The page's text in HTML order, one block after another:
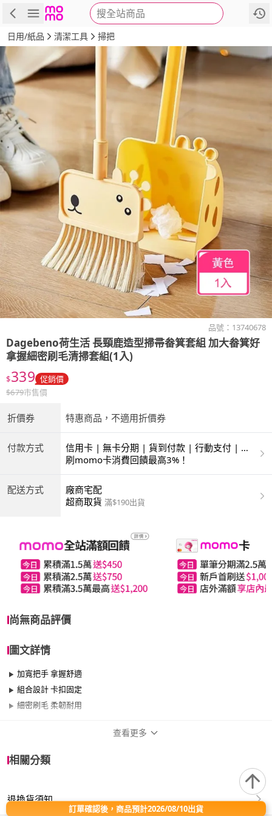
搜全站商品
商品 評價 詳情
日用/紙品 清潔工具 掃把
品號： 13740678
Dagebeno荷生活 長頸鹿造型掃帚畚箕套組 加大畚箕好
拿握細密刷毛清掃套組(1入)
$339 促銷價
$679市售價
折價券 特惠商品，不適用折價券
付款方式
信用卡 | 無卡分期 | 貨到付款 | 行動支付 | 超
商付款 | ATM | 銀聯卡
刷momo卡消費回饋最高3%！
配送方式
廠商宅配
超商取貨 滿$190出貨
尚無商品評價
圖文詳情
加寬把手 拿握舒適
組合設計 卡扣固定
細密刷毛 柔韌耐用
臥室、客廳、浴室、廚房、門、門櫃、陽台、
查看更多
相關分類
退換貨須知
訂單確認後，商品預計2026/08/10出貨